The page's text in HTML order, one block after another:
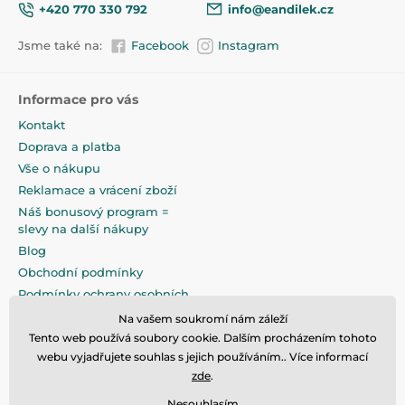
- šířka odrážedla - 2 kola: cca 39 cm
- výška řídítek 46 cm
- výška sedadla 29,31,33, a 35 cm - tříkolka
- průměr koleček 22 cm
- celková délka cca 75 cm
Váha
- tříkolka cca: 2,5 kg
- odrážedlo - 2 kola - cca 2 kg
Produkt je zařazen v kategoriích
Odrážedla 40
+420 770 330 792
info@eandilek.cz
Jsme také na: Facebook Instagram
Informace pro vás
Kontakt
Doprava a platba
Vše o nákupu
Reklamace a vrácení zboží
Náš bonusový program =
slevy na další nákupy
Blog
Obchodní podmínky
Podmínky ochrany osobních
Na pečlivé zabalení klademe
maximální důraz
Na vašem soukromí nám záleží
Tento web používá soubory cookie. Dalším procházením tohoto
webu vyjadřujete souhlas s jejich používáním.. Více informací
zde.